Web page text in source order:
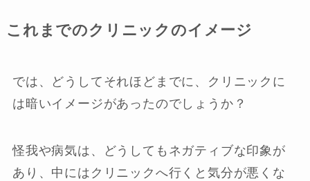
これまでのクリニックのイメージ
では、どうしてそれほどまでに、クリニックに
は暗いイメージがあったのでしょうか？
怪我や病気は、どうしてもネガティブな印象が
あり、中にはクリニックへ行くと気分が悪くな